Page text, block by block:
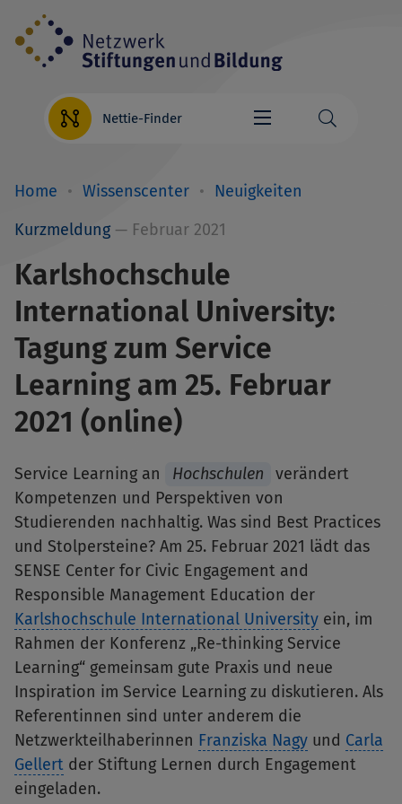
Direkt
zum
Inhalt
Nettie-Finder
Home Wissenscenter
Neuigkeiten
Kurzmeldung— Februar 2021
Karlshochschule
International University:
Tagung zum Service
Learning am 25. Februar
2021 (online)
Service Learning an Hochschulen
verändert
Kompetenzen und Perspektiven von
Studierenden nachhaltig. Was sind Best Practices
und Stolpersteine? Am 25. Februar 2021 lädt das
SENSE Center for Civic Engagement and
Responsible Management Education der
Karlshochschule International University ein, im
Rahmen der Konferenz „Re-thinking Service
Learning“ gemeinsam gute Praxis und neue
Inspiration im Service Learning zu diskutieren. Als
Referentinnen sind unter anderem die
Netzwerkteilhaberinnen Franziska Nagy und Carla
Gellert der Stiftung Lernen durch Engagement
eingeladen.